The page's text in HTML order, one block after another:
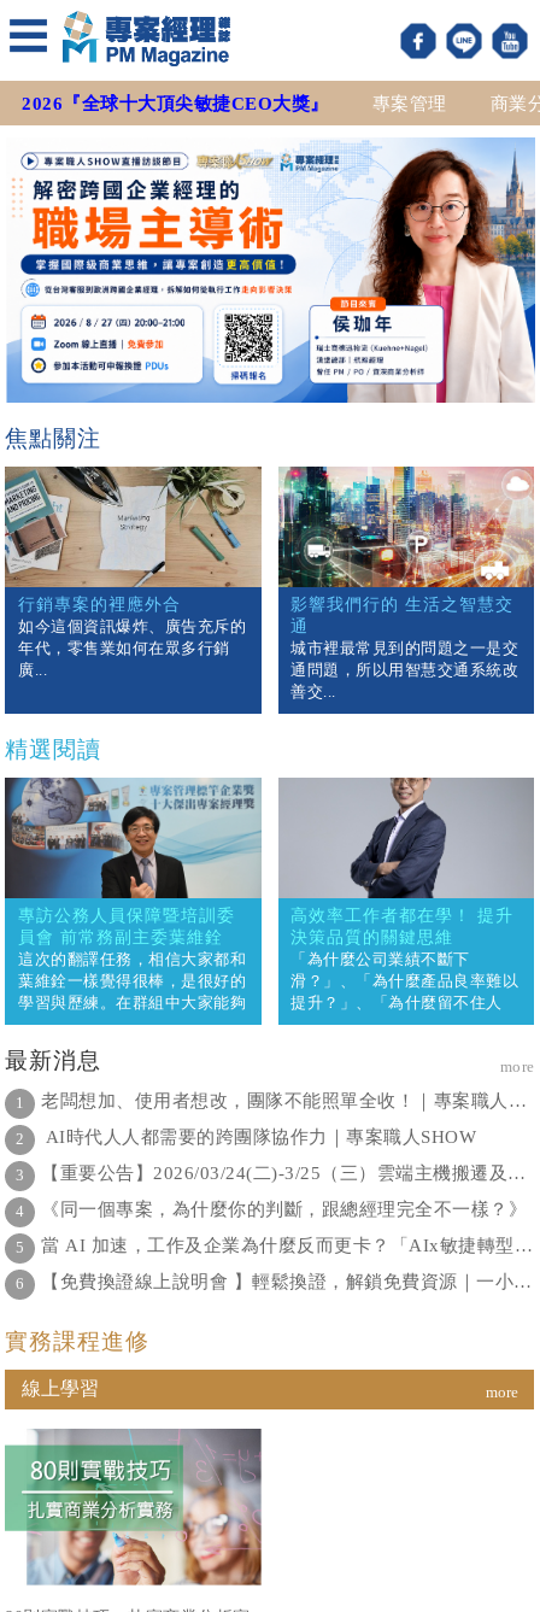
2026『全球十大頂尖敏捷CEO大獎』 專案管理 商業
焦點關注
行銷專案的裡應外合
如今這個資訊爆炸、廣告充斥的
年代，零售業如何在眾多行銷
廣...
影響我們行的 生活之智慧交
通
城市裡最常見到的問題之一是交
通問題，所以用智慧交通系統改
善交...
精選閱讀
專訪公務人員保障暨培訓委
員會 前常務副主委葉維銓
這次的翻譯任務，相信大家都和
葉維銓一樣覺得很棒，是很好的
學習與歷練。在群組中大家能夠
相互認知與合作，從初始的磨合
到順暢，尤其是在聚餐見面後，
整個團隊的氛圍更加融洽，真是
大快人心。葉維銓表示，最大的
收穫是發現大家在遇到困難時，
會去查閱過去曾經閱讀和翻譯過
的資料，整個作業流程透過雲端
的方式建立，讓歷史文獻及資料
容易回顧。
高效率工作者都在學！ 提升
決策品質的關鍵思維
「為什麼公司業績不斷下
滑？」、「為什麼產品良率難以
提升？」、「為什麼留不住人
才？」身處企業界多少都會面臨
司麥肯錫(McKinsey)2019年4月
公布一項調查報告，全球1200
多名經理人平均耗費37%工作時
間在「決策」上，更驚人的是，
的，每位經紀人每年約損失2.5
億美元勞動力成本，顯見「決
策」對於公司營運扮演著多麼關
鍵的角色。
最新消息 more
1 老闆想加、使用者想改，團隊不能照單全收！｜專案職人SHOW
2 AI時代人人都需要的跨團隊協作力｜專案職人SHOW
3 【重要公告】2026/03/24(二)-3/25（三）雲端主機搬遷及更新，系統暫停服務通知
4 《同一個專案，為什麼你的判斷，跟總經理完全不一樣？》
5 當 AI 加速，工作及企業為什麼反而更卡？「AIx敏捷轉型線上論壇」2026年1月28日為您解答！
6 【免費換證線上說明會 】輕鬆換證，解鎖免費資源｜一小時手把手帶你搞懂換證全流程
實務課程進修
線上學習 more